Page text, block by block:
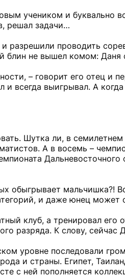
учеником и буквально
решал задачи…
разрешили проводить
не вышел комом: Даня
– говорит его отец и
всегда выигрывал. А
Шутка ли, в
А в восемь –
Дальневосточного
обыгрывает мальчишка?!
и даже юнец может
клуб, а тренировал его
разряда. К слову,
уровне последовали
и страны. Египет,
с ней пополняется